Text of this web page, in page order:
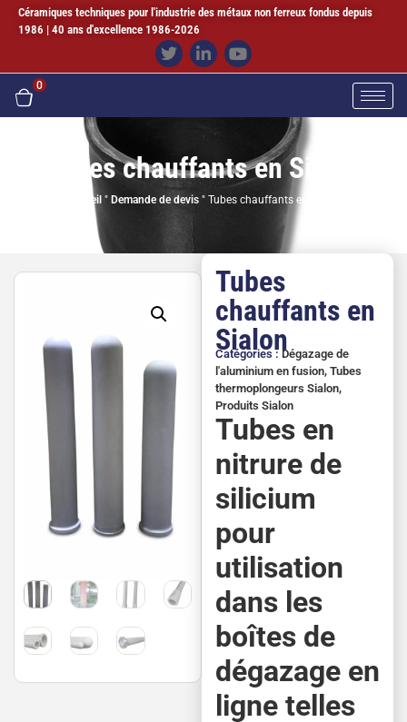
Céramiques techniques pour l'industrie des métaux non ferreux fondus depuis
1986 | 40 ans d'excellence 1986-2026
0
Tubes chauffants en Sialon
Accueil " Demande de devis" Tubes chauffants en Sialon
Tubes
chauffants en
Sialon
Catégories : Dégazage de
l'aluminium en fusion, Tubes
thermoplongeurs Sialon,
Produits Sialon
Tubes en
nitrure de
silicium
pour
utilisation
dans les
boîtes de
dégazage en
ligne telles